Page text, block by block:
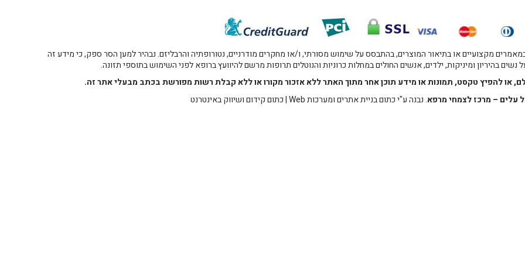
מקצועיים או בתיאור המוצרים, בהתבסס על שימוש מסורתי, ו/או מחקרים מודרניים, נטורופתיה והרבליזם. נבהיר למען הסר ספק, כי מידע זה
בהיריון ומיניקות, ילדים, אנשים החולים במחלות כרוניות והנוטלים תרופות מרשם להיוועץ ברופא לפני השימוש בתוספי תזונה.
או להפיץ טקסט, תמונות או מידע תוכן אחר מתוך האתר ללא אזכור מקורו או ללא קבלת רשות מפורשת בכתב מבעלי אתר זה.
עלים – מרכז לצמחי מרפא. נבנה ע"יכתום בניית אתרים ומערכות Web |כתום קידום ושיווק באינטרנט